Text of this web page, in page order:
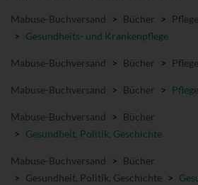
Mabuse-Buchversand > Bücher >
Pflege
> Gesundheits- und Krankenpflege
Mabuse-Buchversand > Bücher > Pflege
Mabuse-Buchversand > Bücher > Pflege
Mabuse-Buchversand > Bücher
> Gesundheit, Politik, Geschichte
Mabuse-Buchversand > Bücher
> Gesundheit, Politik, Geschichte >